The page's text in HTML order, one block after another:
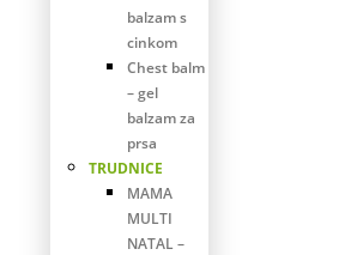
balzam s
cinkom
Chest balm
– gel
balzam za
prsa
TRUDNICE
MAMA
MULTI
NATAL –